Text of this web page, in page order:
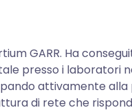
GARR. Ha
presso i laboratori
attivamente alla
di rete che